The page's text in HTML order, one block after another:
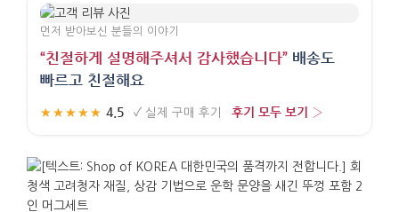
먼저 받아보신 분들의 이야기
“친절하게 설명해주셔서 감사했습니다” 배송도
빠르고 친절해요
★★★★★ 4.5 · ✓ 실제 구매 후기 · 후기 모두 보기 ›